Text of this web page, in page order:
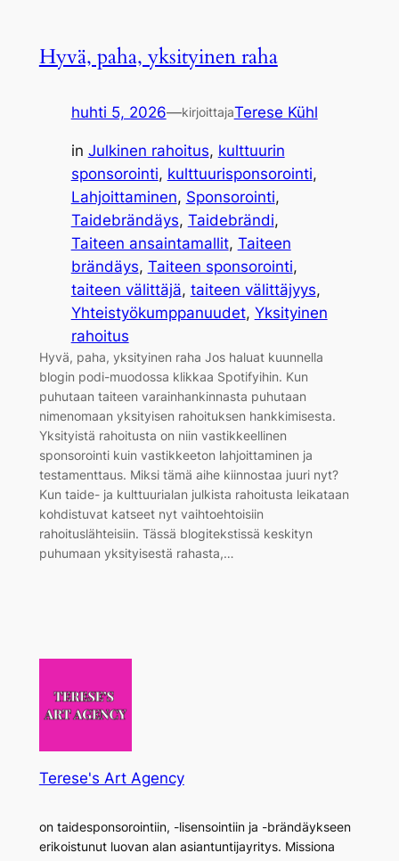
Hyvä, paha, yksityinen raha
huhti 5, 2026—kirjoittajaTerese Kühl
in Julkinen rahoitus, kulttuurin
sponsorointi, kulttuurisponsorointi
Lahjoittaminen, Sponsorointi
Taidebrändäys, Taidebrändi
Taiteen ansaintamallit, Taiteen
brändäys, Taiteen sponsorointi
taiteen välittäjä, taiteen välittäjyys
Yhteistyökumppanuudet, Yksityinen
rahoitus
Hyvä, paha, yksityinen raha Jos haluat kuunnella
blogin podi-muodossa klikkaa Spotifyihin. Kun
puhutaan taiteen varainhankinnasta puhutaan
nimenomaan yksityisen rahoituksen hankkimisesta.
Yksityistä rahoitusta on niin vastikkeellinen
sponsorointi kuin vastikkeeton lahjoittaminen ja
testamenttaus. Miksi tämä aihe kiinnostaa juuri nyt?
Kun taide- ja kulttuurialan julkista rahoitusta leikataan
kohdistuvat katseet nyt vaihtoehtoisiin
rahoituslähteisiin. Tässä blogitekstissä keskityn
puhumaan yksityisestä rahasta,…
Terese's Art Agency
on taidesponsorointiin, -lisensointiin ja -brändäykseen
erikoistunut luovan alan asiantuntijayritys. Missiona